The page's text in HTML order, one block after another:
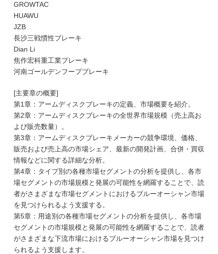
GROWTAC
HUAWU
JZB
長沙三戦慣性ブレーキ
Dian Li
焦作宏科重工業ブレーキ
河南ゴールデンフープブレーキ
[主要章の概要]
第1章：アームディスクブレーキの定義、市場概要を紹介。
第2章：アームディスクブレーキの全世界市場規模（売上高お
よび販売数量）。
第3章：アームディスクブレーキメーカーの競争環境、価格、
販売および売上高の市場シェア、最新の開発計画、合併・買収
情報などに関する詳細な分析。
第4章：タイプ別の各種市場セグメントの分析を提供し、各市
場セグメントの市場規模と発展の可能性を網羅することで、読
者がさまざまな市場セグメントにおけるブルーオーシャン市場
を見つけられるよう支援する。
第5章：用途別の各種市場セグメントの分析を提供し、各市場
セグメントの市場規模と発展の可能性を網羅することで、読者
がさまざまな下流市場におけるブルーオーシャン市場を見つけ
られるよう支援します。